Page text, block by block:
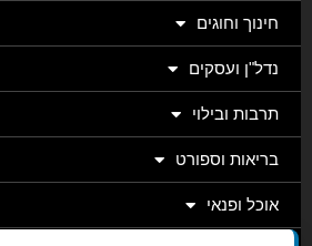
חינוך וחוגים
נדל"ן ועסקים
תרבות ובילוי
בריאות וספורט
אוכל ופנאי